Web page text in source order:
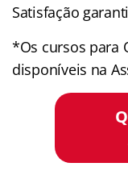
Satisfação
*Os cursos para
disponíveis na